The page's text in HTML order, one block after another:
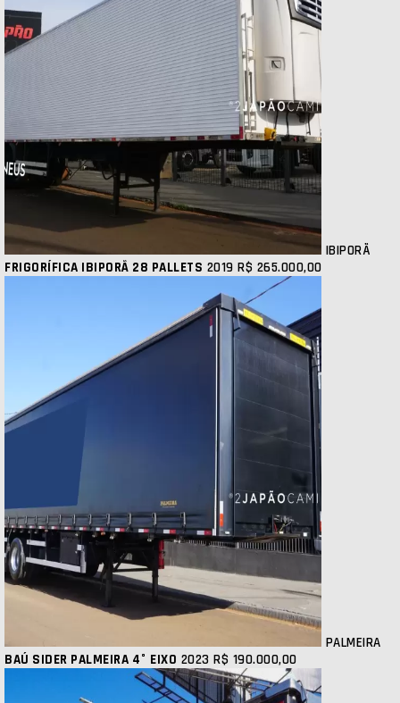
IBIPORÃ
FRIGORÍFICA IBIPORÃ 28 PALLETS 2019 R$ 265.000,00
PALMEIRA
BAÚ SIDER PALMEIRA 4° EIXO 2023 R$ 190.000,00